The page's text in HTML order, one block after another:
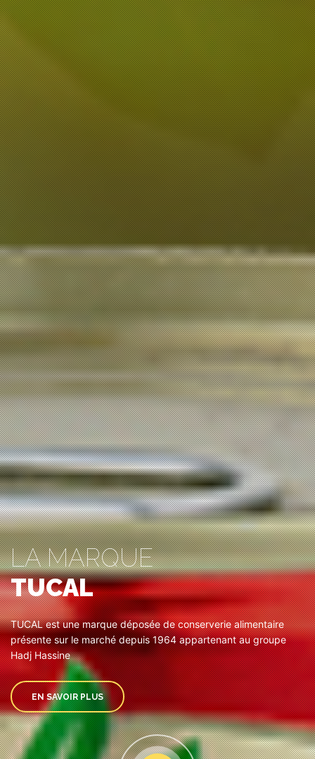
LA MARQUE
TUCAL
TUCAL est une marque déposée de conserverie alimentaire
présente sur le marché depuis 1964 appartenant au groupe
Hadj Hassine
EN SAVOIR PLUS